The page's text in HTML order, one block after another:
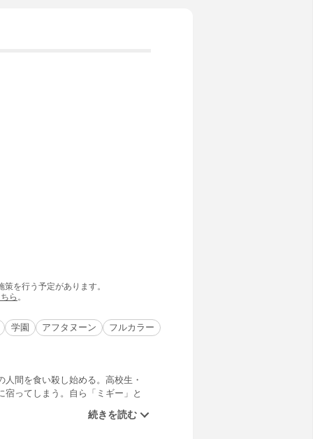
を行う予定があります。
ら 。
学園 アフタヌーン フルカラー
間を食い殺し始める。高校生・
ってしまう。自ら「ミギー」と
な読者を獲得し続ける伝説的大傑